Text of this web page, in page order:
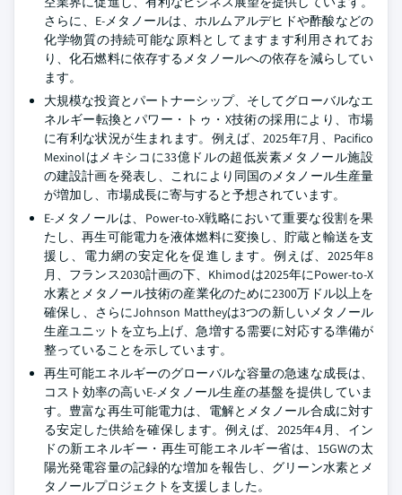
さらに、E-メタノールは、ホルムアルデヒドや酢酸などの
化学物質の持続可能な原料としてますます利用されてお
り、化石燃料に依存するメタノールへの依存を減らしてい
ます。
大規模な投資とパートナーシップ、そしてグローバルなエ
ネルギー転換とパワー・トゥ・X技術の採用により、市場
に有利な状況が生まれます。例えば、2025年7月、Pacifico
Mexinolはメキシコに33億ドルの超低炭素メタノール施設
の建設計画を発表し、これにより同国のメタノール生産量
が増加し、市場成長に寄与すると予想されています。
E-メタノールは、Power-to-X戦略において重要な役割を果
たし、再生可能電力を液体燃料に変換し、貯蔵と輸送を支
援し、電力網の安定化を促進します。例えば、2025年8
月、フランス2030計画の下、Khimodは2025年にPower-to-X
水素とメタノール技術の産業化のために2300万ドル以上を
確保し、さらにJohnson Mattheyは3つの新しいメタノール
生産ユニットを立ち上げ、急増する需要に対応する準備が
整っていることを示しています。
再生可能エネルギーのグローバルな容量の急速な成長は、
コスト効率の高いE-メタノール生産の基盤を提供していま
す。豊富な再生可能電力は、電解とメタノール合成に対す
る安定した供給を確保します。例えば、2025年4月、イン
ドの新エネルギー・再生可能エネルギー省は、15GWの太
陽光発電容量の記録的な増加を報告し、グリーン水素とメ
タノールプロジェクトを支援しました。